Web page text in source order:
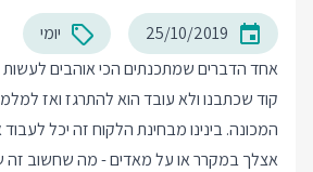
25/10/2019
יומי
אחד הדברים שמתכנתים הכי אוהבים
קוד שכתבנו ולא עובד הוא להתרגז ואז
המכונה. בינינו מבחינת הלקוח זה יכל
אצלך במקרר או על מאדים - מה שחשוב